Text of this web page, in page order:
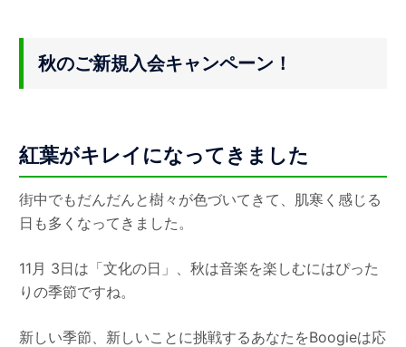
秋のご新規入会キャンペーン！
紅葉がキレイになってきました
街中でもだんだんと樹々が色づいてきて、肌寒く感じる
日も多くなってきました。
11月 3日は「文化の日」、秋は音楽を楽しむにはぴった
りの季節ですね。
新しい季節、新しいことに挑戦するあなたをBoogieは応